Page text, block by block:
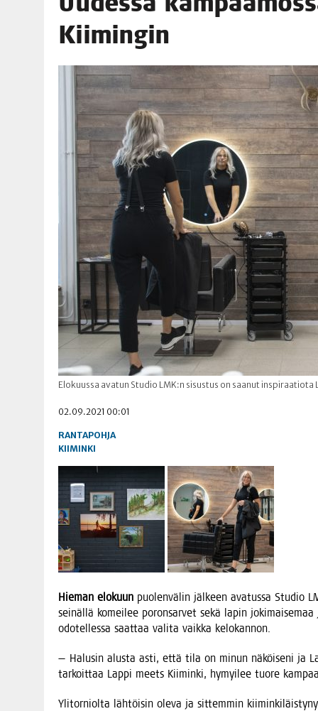
06.08.2026 KII­MIN­KI­PÄI­VÄT JÄR­JES­TE­TÄÄN PERIN­TEI­TÄ
Kiimingin
Elokuussa avatun Studio LMK:n sisustus on saanut
02.09.2021 00:01
RANTAPOHJA
KIIMINKI
Hie­man elo­kuun puo­len­vä­lin jäl­keen ava­tus­sa Stu­dio
sei­näl­lä komei­lee poron­sar­vet sekä lapin
odo­tel­les­sa saat­taa vali­ta vaik­ka kelokannon.
— Halusin alus­ta asti, että tila on minun näköi­se­ni ja
tar­koit­taa Lap­pi meets Kii­min­ki, hymyi­lee tuo­re
Yli­tor­niol­ta läh­töi­sin ole­va ja sit­tem­min